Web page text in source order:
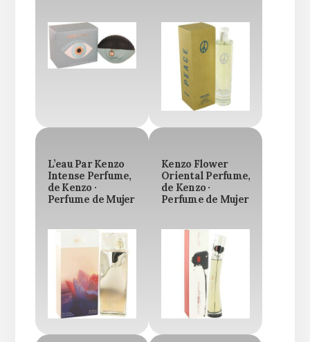
L’eau Par Kenzo
Intense Perfume,
de Kenzo ·
Perfume de Mujer
Kenzo Flower
Oriental Perfume,
de Kenzo ·
Perfume de Mujer